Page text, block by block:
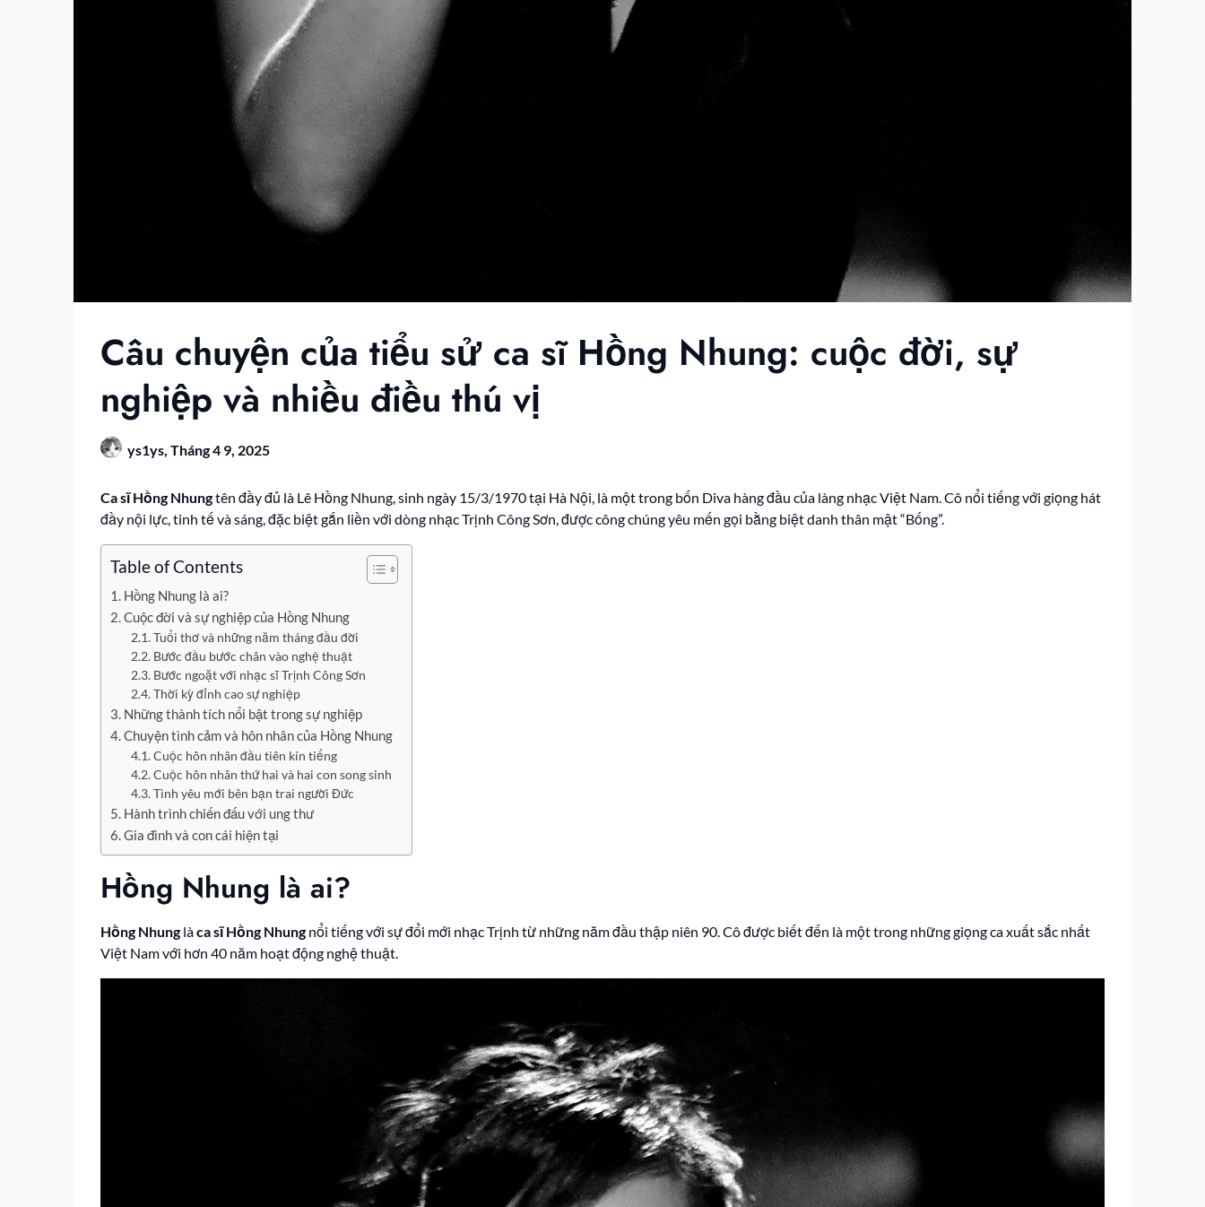
Câu chuyện của tiểu sử ca sĩ Hồng Nhung: cuộc đời, sự
nghiệp và nhiều điều thú vị
ys1ys, Tháng 4 9, 2025
Ca sĩ Hồng Nhungtên đầy đủ là Lê Hồng Nhung, sinh ngày 15/3/1970 tại Hà Nội, là một trong bốn Diva hàng đầu của làng nhạc Việt Nam. Cô nổi tiếng với giọng hát
đầy nội lực, tinh tế và sáng, đặc biệt gắn liền với dòng nhạc Trịnh Công Sơn, được công chúng yêu mến gọi bằng biệt danh thân mật “Bống”.
Table of Contents
Hồng Nhung là ai?
Cuộc đời và sự nghiệp của Hồng Nhung
Tuổi thơ và những năm tháng đầu đời
Bước đầu bước chân vào nghệ thuật
Bước ngoặt với nhạc sĩ Trịnh Công Sơn
Thời kỳ đỉnh cao sự nghiệp
Những thành tích nổi bật trong sự nghiệp
Chuyện tình cảm và hôn nhân của Hồng Nhung
Cuộc hôn nhân đầu tiên kín tiếng
Cuộc hôn nhân thứ hai và hai con song sinh
Tình yêu mới bên bạn trai người Đức
Hành trình chiến đấu với ung thư
Gia đình và con cái hiện tại
Hồng Nhung là ai?
Hồng Nhung làca sĩ Hồng Nhung nổi tiếng với sự đổi mới nhạc Trịnh từ những năm đầu thập niên 90. Cô được biết đến là một trong những giọng ca xuất sắc nhất
Việt Nam với hơn 40 năm hoạt động nghệ thuật.